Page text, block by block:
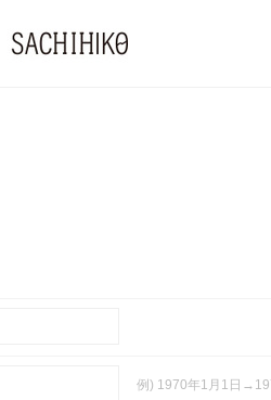
例) 1970年1月1日